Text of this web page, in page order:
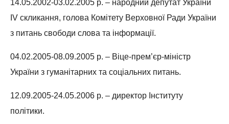
14.05.2002-03.02.2005 р. – народний депутат України
IV скликання, голова Комітету Верховної Ради України
з питань свободи слова та інформації.
04.02.2005-08.09.2005 р. – Віце-прем’єр-міністр
України з гуманітарних та соціальних питань.
12.09.2005-24.05.2006 р. – директор Інституту
політики.